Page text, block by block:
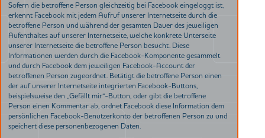
Sofern die betroffene Person gleichzeitig bei Facebook eingeloggt ist,
erkennt Facebook mit jedem Aufruf unserer Internetseite durch die
betroffene Person und während der gesamten Dauer des jeweiligen
Aufenthaltes auf unserer Internetseite, welche konkrete Unterseite
unserer Internetseite die betroffene Person besucht. Diese
Informationen werden durch die Facebook-Komponente gesammelt
und durch Facebook dem jeweiligen Facebook-Account der
betroffenen Person zugeordnet. Betätigt die betroffene Person einen
der auf unserer Internetseite integrierten Facebook-Buttons,
beispielsweise den „Gefällt mir“-Button, oder gibt die betroffene
Person einen Kommentar ab, ordnet Facebook diese Information dem
persönlichen Facebook-Benutzerkonto der betroffenen Person zu und
speichert diese personenbezogenen Daten.